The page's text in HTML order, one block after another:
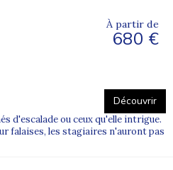
À partir de
680 €
Découvrir
d'escalade ou ceux qu'elle intrigue.
falaises, les stagiaires n'auront pas